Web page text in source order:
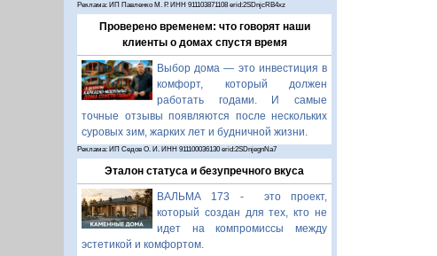
Реклама: ИП Павленко М. Р. ИНН 911103871108 erid:2SDnjcRB4xz
Проверено временем: что говорят наши
клиенты о домах спустя время
Выбор дома — это инвестиция в
комфорт, который должен
работать годами. И самые
точные отзывы появляются после нескольких
суровых зим, жарких лет и будничной жизни.
Реклама: ИП Седов О. И. ИНН 911100036130 erid:2SDnjegnNa7
Эталон статуса и безупречного вкуса
ВАЛЬМА 173 - это проект,
который создан для тех, кто не
идет на компромиссы между
эстетикой и комфортом.